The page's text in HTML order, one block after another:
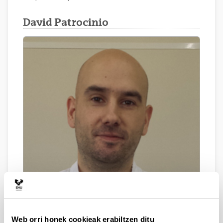
Web orri honek cookieak erabiltzen ditu
David Patrocinio